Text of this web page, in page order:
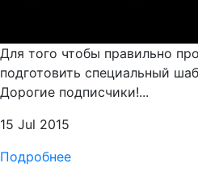
Для того чтобы правильно
подготовить специальный
Дорогие подписчики!...
15 Jul 2015
Подробнее